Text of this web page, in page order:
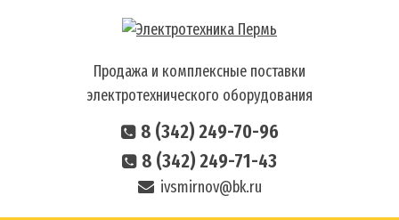
Продажа и комплексные поставки
электротехнического оборудования
8 (342) 249-70-96
8 (342) 249-71-43
ivsmirnov@bk.ru